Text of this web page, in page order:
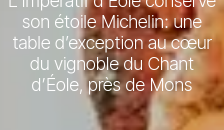
son étoile Michelin: une
table d’exception au cœur
du vignoble du Chant
d’Éole, près de Mons